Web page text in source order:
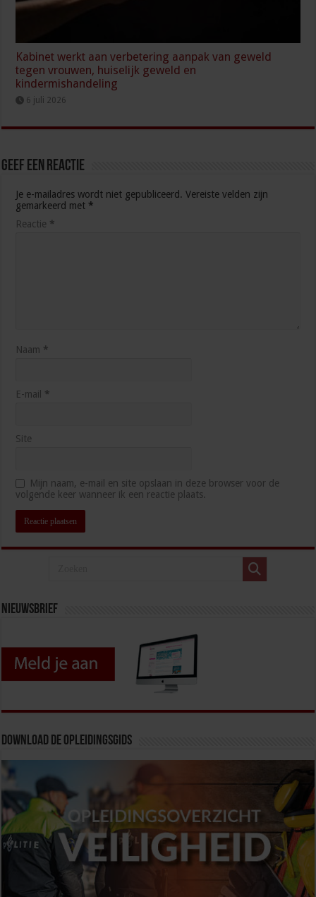
Kabinet werkt aan verbetering aanpak van geweld
tegen vrouwen, huiselijk geweld en
kindermishandeling
6 juli 2026
Geef een reactie
Je e-mailadres wordt niet gepubliceerd. Vereiste velden zijn
gemarkeerd met *
Reactie *
Naam *
E-mail *
Site
Mijn naam, e-mail en site opslaan in deze browser voor de
volgende keer wanneer ik een reactie plaats.
Nieuwsbrief
Download de opleidingsgids